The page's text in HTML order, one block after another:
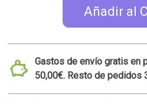
Añadir al
Gastos de envío gratis en
50,00€. Resto de pedidos